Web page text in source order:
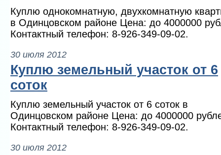
Куплю однокомнатную, двухкомнатную
в Одинцовском районе Цена: до 4000000
Контактный телефон: 8-926-349-09-02.
30 июля 2012
Куплю земельный участок от 6
соток
Куплю земельный участок от 6 соток в
Одинцовском районе Цена: до 4000000
Контактный телефон: 8-926-349-09-02.
30 июля 2012